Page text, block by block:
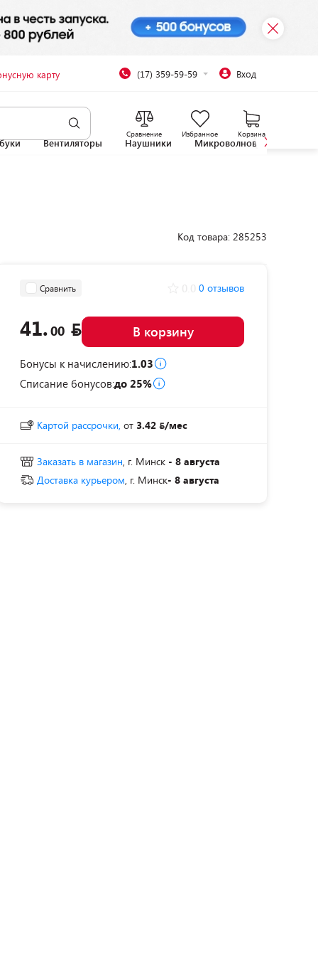
карту (17) 359-59-59 Вход
Сравнение Избранное Корзина
Вентиляторы Наушники Микроволновые печи
Код товара: 285253
Сравнить 0 отзывов
41.00 В корзину
Бонусы к начислению:1.03
Списание бонусов:до 25%
Картой рассрочки, от 3.42 /мес
Заказать в магазин, г. Минск - 8 августа
Доставка курьером, г. Минск- 8 августа